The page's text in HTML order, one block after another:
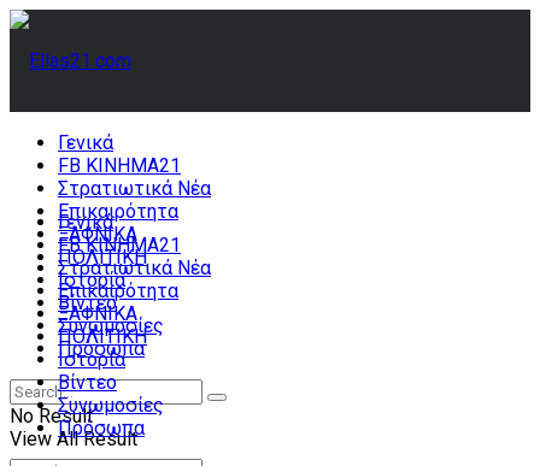
Γενικά
FB ΚΙΝΗΜΑ21
Στρατιωτικά Νέα
Επικαιρότητα
ΞΑΦΝΙΚΑ
ΠΟΛΙΤΙΚΗ
Ιστορία
Βίντεο
Συνωμοσίες
Πρόσωπα
No Result
View All Result
Γενικά
FB ΚΙΝΗΜΑ21
Στρατιωτικά Νέα
Επικαιρότητα
ΞΑΦΝΙΚΑ
ΠΟΛΙΤΙΚΗ
Ιστορία
Βίντεο
Συνωμοσίες
Πρόσωπα